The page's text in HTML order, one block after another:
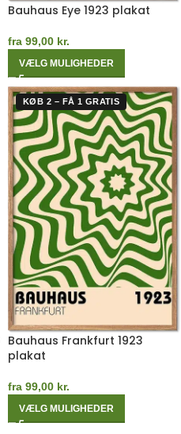
Bauhaus Eye 1923 plakat
fra 99,00 kr.
VÆLG MULIGHEDER
KØB 2 – FÅ 1 GRATIS
Bauhaus Frankfurt 1923
plakat
fra 99,00 kr.
VÆLG MULIGHEDER